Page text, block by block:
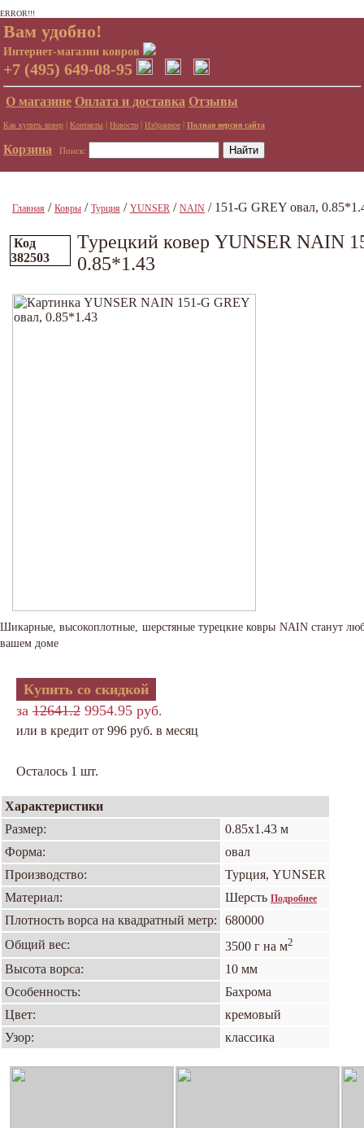
ERROR!!!
Вам удобно!
Интернет-магазин ковров
+7 (495) 649-08-95
О магазине Оплата и доставка Отзывы
Как купить ковер | Контакты | Новости | Избранное | Полная версия сайта
Корзина Поиск:
Главная / Ковры / Турция / YUNSER / NAIN / 151-G GREY овал,
Код
382503
Турецкий ковер YUNSER NAIN
0.85*1.43
Шикарные, высокоплотные, шерстяные турецкие ковры NAIN станут
вашем доме
Купить со скидкой
за 12641.2 9954.95 руб.
или в кредит от 996 руб. в месяц
Осталось 1 шт.
Характеристики
Размер:
0.85х1.43 м
Форма:
овал
Производство:
Турция, YUNSER
Материал:
Шерсть Подробнее
Плотность ворса на квадратный метр:
680000
Общий вес:
3500 г на м2
Высота ворса:
10 мм
Особенность:
Бахрома
Цвет:
кремовый
Узор:
классика